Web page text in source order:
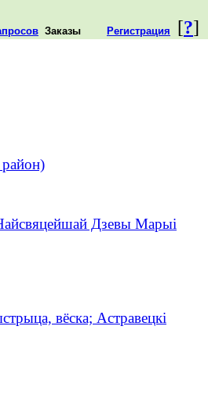
[?]
Заказы Регистрация
Дзевы Марыі
вёска; Астравецкі